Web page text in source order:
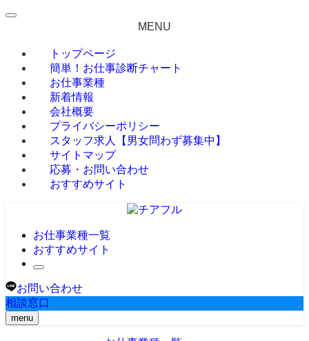
MENU
トップページ
簡単！お仕事診断チャート
お仕事業種
新着情報
会社概要
プライバシーポリシー
スタッフ求人【男女問わず募集中】
サイトマップ
応募・お問い合わせ
おすすめサイト
お仕事業種一覧
おすすめサイト
お問い合わせ
相談窓口
menu